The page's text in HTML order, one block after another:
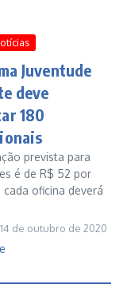
Juventude
deve
180
prevista para
é de R$ 52 por
oficina deverá
14 de outubro de 2020